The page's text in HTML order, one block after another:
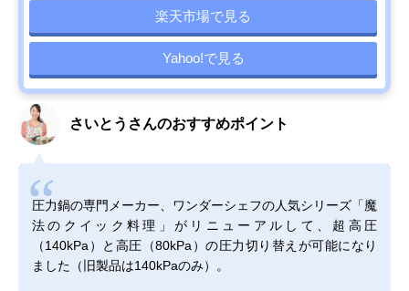
楽天市場で見る
Yahoo!で見る
さいとうさんのおすすめポイント
圧力鍋の専門メーカー、ワンダーシェフの人気シリーズ「魔
法のクイック料理」がリニューアルして、超高圧
（140kPa）と高圧（80kPa）の圧力切り替えが可能になり
ました（旧製品は140kPaのみ）。